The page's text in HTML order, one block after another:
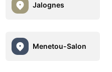
Jalognes
Menetou-Salon